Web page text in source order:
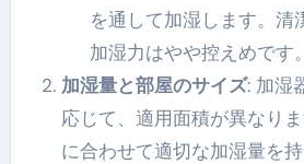
を通して加湿します。清
加湿力はやや控えめです。
加湿量と部屋のサイズ: 加湿
応じて、適用面積が異なり
に合わせて適切な加湿量を